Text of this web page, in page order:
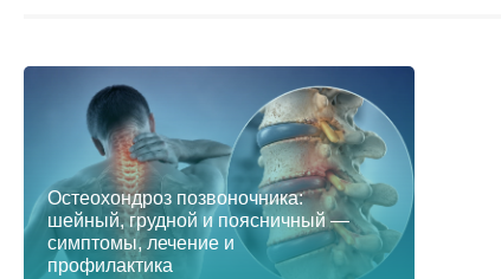
Остеохондроз позвоночника:
шейный, грудной и поясничный —
симптомы, лечение и
профилактика